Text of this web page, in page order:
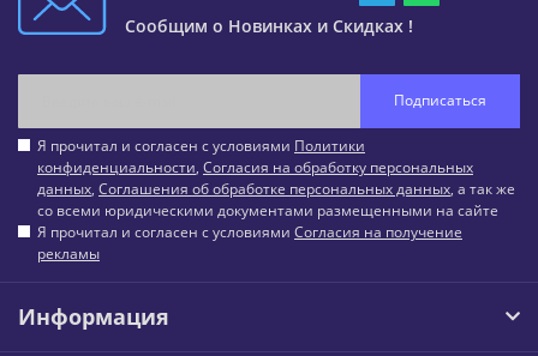
Сообщим о Новинках и Скидках !
Подписаться
Я прочитал и согласен с условиями Политики
конфиденциальности, Согласия на обработку персональных
данных, Соглашения об обработке персональных данных, а так же
со всеми юридическими документами размещенными на сайте
Я прочитал и согласен с условиями Согласия на получение
рекламы
Информация